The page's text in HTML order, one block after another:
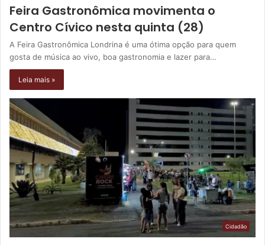
Feira Gastronômica movimenta o
Centro Cívico nesta quinta (28)
A Feira Gastronômica Londrina é uma ótima opção para quem
gosta de música ao vivo, boa gastronomia e lazer para…
Leia mais »
Cidadão